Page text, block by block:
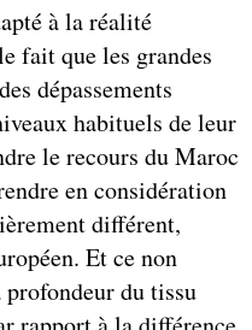
à la réalité
fait que les grandes
dépassements
habituels de leur
le recours du Maroc
en considération
différent,
Et ce non
du tissu